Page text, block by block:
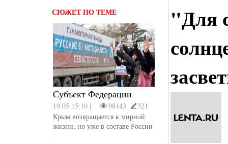
СЮЖЕТ ПО ТЕМЕ
Субъект Федерации
19.05 15:10 | 98143
321
Крым возвращается к мирной
жизни, но уже в составе России
"Для